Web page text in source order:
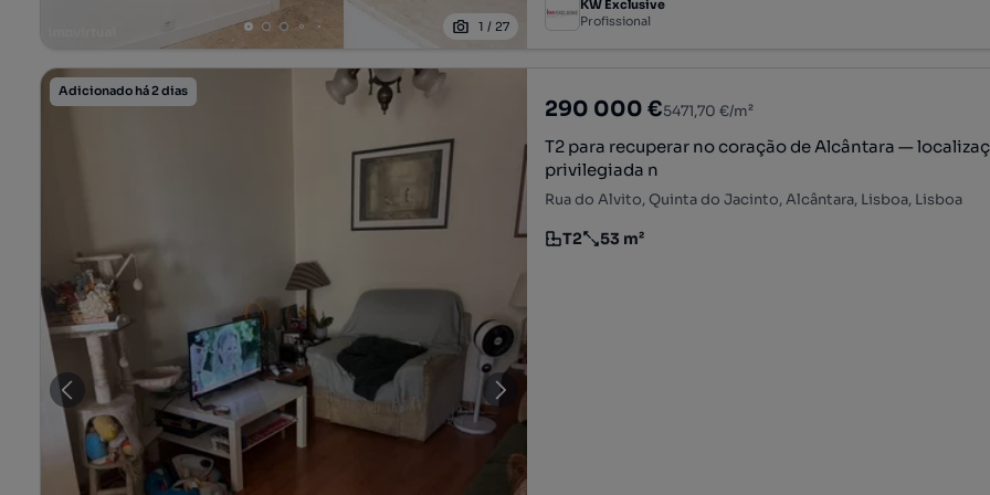
1 / 27
KW Exclusive
Profissional
Adicionado há 2 dias
290 000 €5471,70 €/m²
T2 para recuperar no coração de Alcântara —
privilegiada n
Rua do Alvito, Quinta do Jacinto, Alcântara, Lisboa, Lisboa
Tipologia
T2
Preço por metro quadrado
53 m²